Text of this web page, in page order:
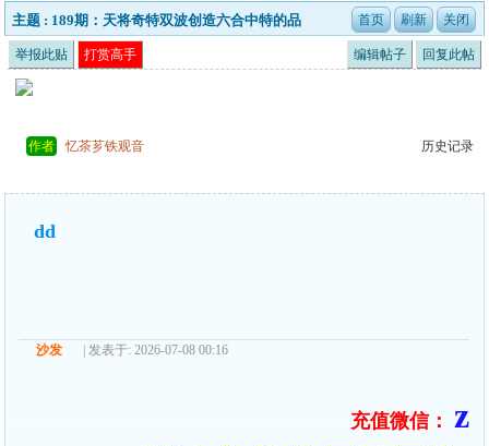
主题 : 189期：天将奇特双波创造六合中特的品
牌！
举报此贴 打赏高手 编辑帖子 回复此帖
作者 忆茶芗铁观音 历史记录
dd
沙发 | 发表于: 2026-07-08 00:16
充值微信：
z